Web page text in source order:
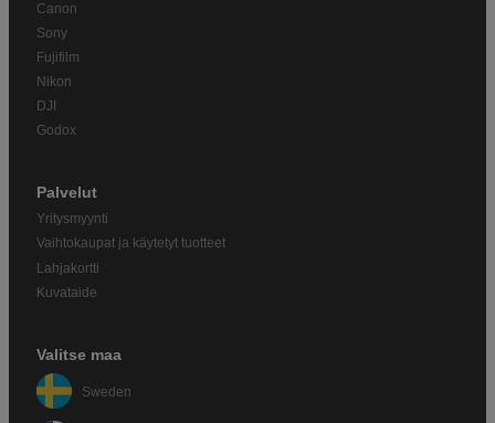
Canon
Sony
Fujifilm
Nikon
DJI
Godox
Palvelut
Yritysmyynti
Vaihtokaupat ja käytetyt tuotteet
Lahjakortti
Kuvataide
Valitse maa
Sweden